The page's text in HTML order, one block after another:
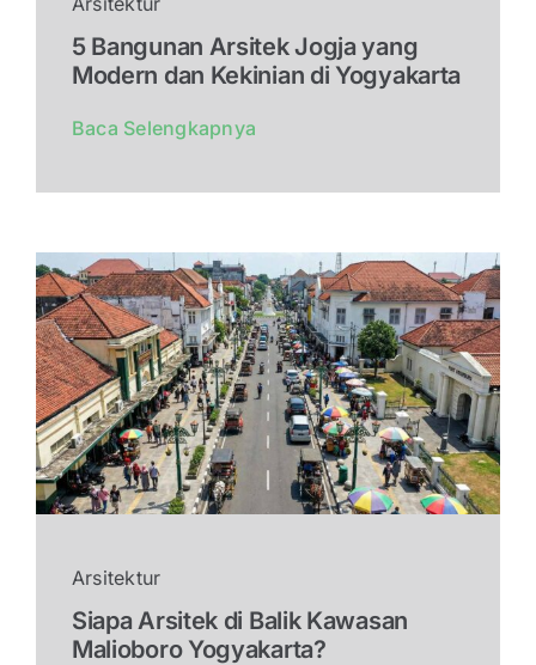
5 Bangunan Arsitek Jogja yang
Modern dan Kekinian di Yogyakarta
Baca Selengkapnya
Arsitektur
Siapa Arsitek di Balik Kawasan
Malioboro Yogyakarta?